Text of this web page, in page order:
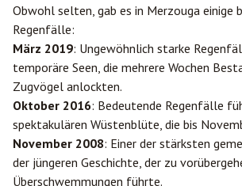
Obwohl selten, gab es in Merzouga einige
Regenfälle:
März 2019: Ungewöhnlich starke
temporäre Seen, die mehrere Wochen
Zugvögel anlockten.
Oktober 2016: Bedeutende Regenfälle
spektakulären Wüstenblüte, die bis
November 2008: Einer der stärksten
der jüngeren Geschichte, der zu
Überschwemmungen führte.